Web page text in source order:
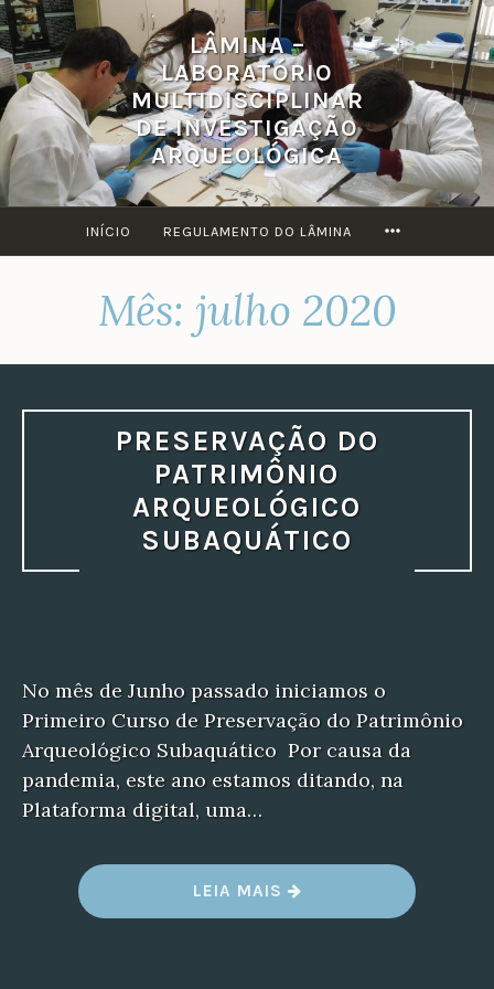
Ir
para
conteúdo
LÂMINA –
LABORATÓRIO
MULTIDISCIPLINAR
DE INVESTIGAÇÃO
ARQUEOLÓGICA
INÍCIO REGULAMENTO DO LÂMINA
Mês: julho 2020
PRESERVAÇÃO DO
PATRIMÔNIO
ARQUEOLÓGICO
SUBAQUÁTICO
No mês de Junho passado iniciamos o
Primeiro Curso de Preservação do Patrimônio
Arqueológico Subaquático Por causa da
pandemia, este ano estamos ditando, na
Plataforma digital, uma…
LEIA MAIS “PRESERVAÇÃO
PATRIMÔNIO